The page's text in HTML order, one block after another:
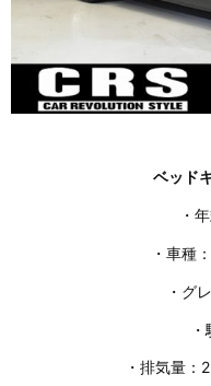
ベッド
・
・車種
・グ
・排気量：